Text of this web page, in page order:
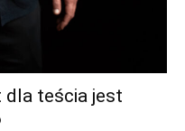
dla teścia jest